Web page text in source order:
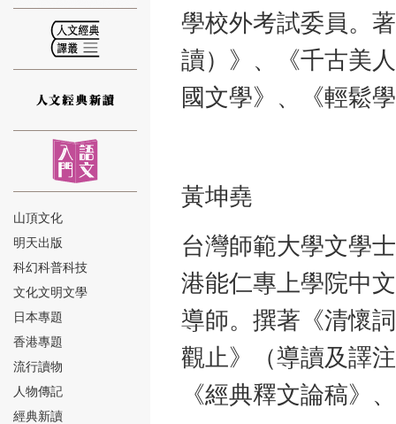
⑫
⑬
⑭
山頂文化
明天出版
科幻科普科技
文化文明文學
日本專題
香港專題
流行讀物
人物傳記
經典新讀
學校外考試委員。
讀）》、《千古美
國文學》、《輕鬆
黃坤堯
台灣師範大學文學
港能仁專上學院中
導師。撰著《清懷
觀止》（導讀及譯
《經典釋文論稿》